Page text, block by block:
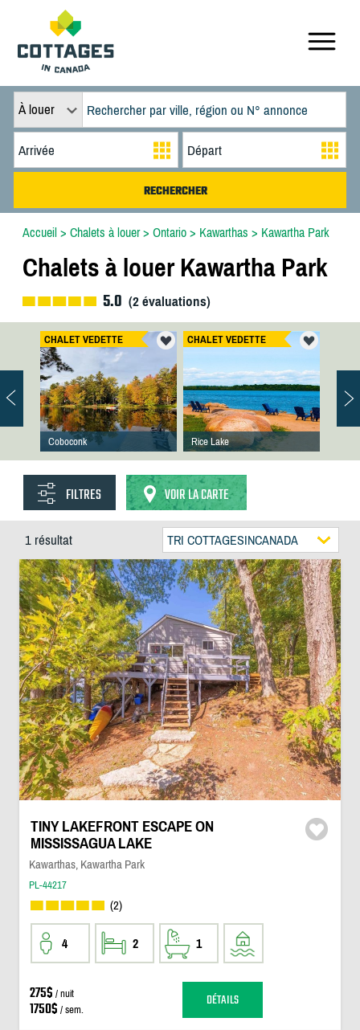
À louer
Accueil> Chalets à louer> Ontario> Kawarthas > Kawartha Park
Chalets à louer Kawartha Park
5.0 (2évaluations)
CHALET VEDETTE
Coboconk
CHALET VEDETTE
Rice Lake
FILTRES VOIR LA CARTE
1 résultat TRI COTTAGESINCANADA
TINY LAKEFRONT ESCAPE ON
MISSISSAGUA LAKE
Kawarthas, Kawartha Park
PL-44217
(2)
4 2 1
275$ / nuit
1750$ / sem. DÉTAILS